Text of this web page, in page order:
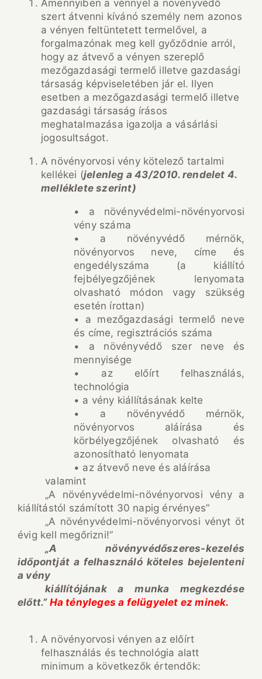
Amennyiben a vénnyel a növényvédő
szert átvenni kívánó személy nem azonos
a vényen feltüntetett termelővel, a
forgalmazónak meg kell győződnie arról,
hogy az átvevő a vényen szereplő
mezőgazdasági termelő illetve gazdasági
társaság képviseletében jár el. Ilyen
esetben a mezőgazdasági termelő illetve
gazdasági társaság írásos
meghatalmazása igazolja a vásárlási
jogosultságot.
A növényorvosi vény kötelező tartalmi
kellékei (jelenleg a 43/2010. rendelet 4.
melléklete szerint)
• a növényvédelmi-növényorvosi
vény száma
• a növényvédő mérnök,
növényorvos neve, címe és
engedélyszáma (a kiállító
fejbélyegzőjének lenyomata
olvasható módon vagy szükség
esetén írottan)
• a mezőgazdasági termelő neve
és címe, regisztrációs száma
• a növényvédő szer neve és
mennyisége
• az előírt felhasználás,
technológia
• a vény kiállításának kelte
• a növényvédő mérnök,
növényorvos aláírása és
körbélyegzőjének olvasható és
azonosítható lenyomata
• az átvevő neve és aláírása
valamint
„A növényvédelmi-növényorvosi vény a
kiállítástól számított 30 napig érvényes”
„A növényvédelmi-növényorvosi vényt öt
évig kell megőrizni!”
„A növényvédőszeres-kezelés
időpontját a felhasználó köteles bejelenteni
a vény
kiállítójának a munka megkezdése
előtt.” Ha tényleges a felügyelet ez minek.
A növényorvosi vényen az előírt
felhasználás és technológia alatt
minimum a következők értendők: